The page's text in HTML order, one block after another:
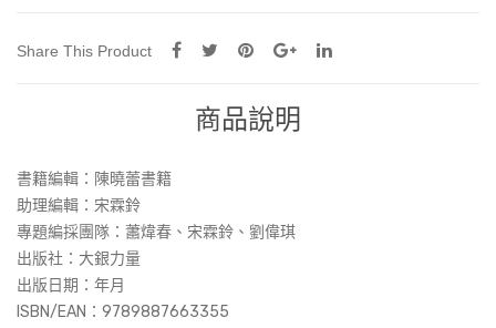
好
Share This Product
商品說明
書籍編輯：陳曉蕾書籍
助理編輯：宋霖鈴
專題編採團隊：蕭煒春、宋霖鈴、劉偉琪
出版社：大銀力量
出版日期：年月
ISBN/EAN： 9789887663355